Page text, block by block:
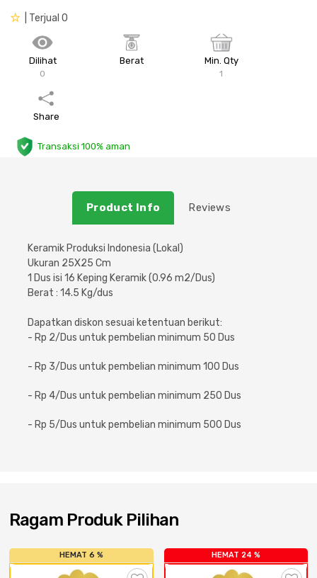
Sanitari & Aksesorisnya
Scaffolding
Konstruksi
Atap & Lantai
Cat dan Kimia
Saniter
Besi Profil & Plat
Pompa dan Pipa
| Terjual 0
Dilihat
0
Berat Min. Qty
1
Share
Transaksi 100% aman
Product Info Reviews
Keramik Produksi Indonesia (Lokal)
Ukuran 25X25 Cm
1 Dus isi 16 Keping Keramik (0.96 m2/Dus)
Berat : 14.5 Kg/dus
Dapatkan diskon sesuai ketentuan berikut:
- Rp 2/Dus untuk pembelian minimum 50 Dus
- Rp 3/Dus untuk pembelian minimum 100 Dus
- Rp 4/Dus untuk pembelian minimum 250 Dus
- Rp 5/Dus untuk pembelian minimum 500 Dus
Ragam Produk Pilihan
HEMAT 6 % HEMAT 24 %